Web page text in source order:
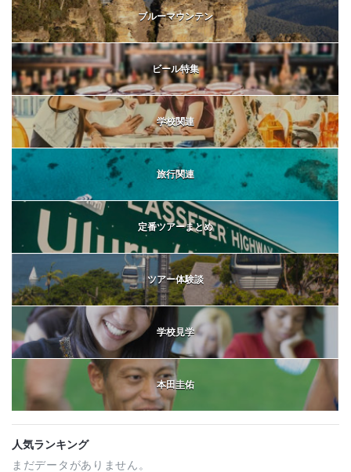
ブルーマウンテン
ビール特集
学校関連
旅行関連
定番ツアーまとめ
ツアー体験談
学校見学
本田圭佑
人気ランキング
まだデータがありません。